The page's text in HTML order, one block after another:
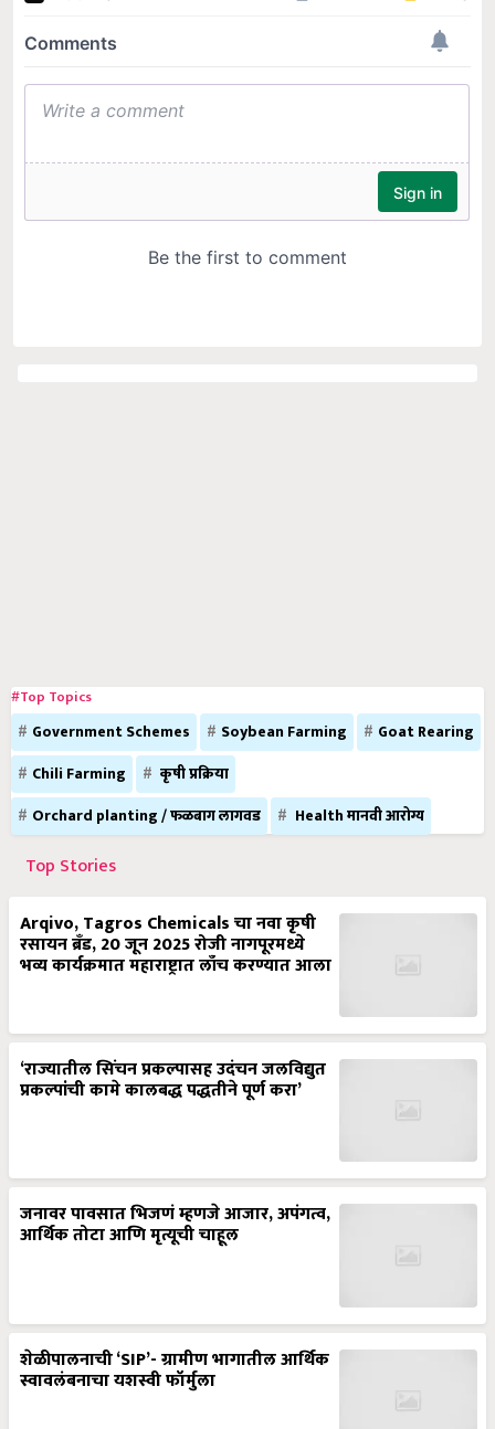
Government Schemes Soybean Farming
Goat Rearing
Chili Farming
कृषी प्रक्रिया
Orchard planting / फळबाग लागवड
Health मानवी आरोग्य
Top Stories
रसायन ब्रँड, 20 जून 2025 रोजी नागपूरमध्ये
भव्य कार्यक्रमात महाराष्ट्रात लाँच करण्यात आला
‘राज्यातील सिंचन प्रकल्पासह उदंचन जलविद्युत
प्रकल्पांची कामे कालबद्ध पद्धतीने पूर्ण करा’
आर्थिक तोटा आणि मृत्यूची चाहूल
शेळीपालनाची ‘SIP’- ग्रामीण भागातील आर्थिक
स्वावलंबनाचा यशस्वी फॉर्मुला